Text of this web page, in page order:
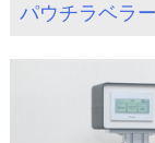
パウチラベラ